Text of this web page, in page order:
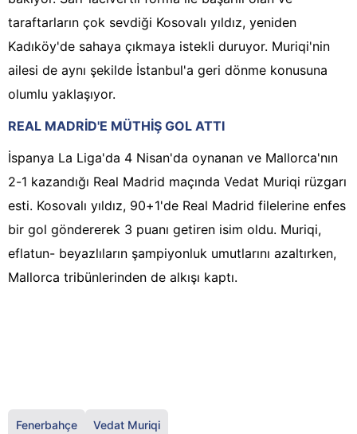
taraftarların çok sevdiği Kosovalı yıldız, yeniden
Kadıköy'de sahaya çıkmaya istekli duruyor. Muriqi'nin
ailesi de aynı şekilde İstanbul'a geri dönme konusuna
olumlu yaklaşıyor.
REAL MADRİD'E MÜTHİŞ GOL ATTI
İspanya La Liga'da 4 Nisan'da oynanan ve Mallorca'nın
2-1 kazandığı Real Madrid maçında Vedat Muriqi rüzgarı
esti. Kosovalı yıldız, 90+1'de Real Madrid filelerine enfes
bir gol göndererek 3 puanı getiren isim oldu. Muriqi,
eflatun- beyazlıların şampiyonluk umutlarını azaltırken,
Mallorca tribünlerinden de alkışı kaptı.
Fenerbahçe Vedat Muriqi